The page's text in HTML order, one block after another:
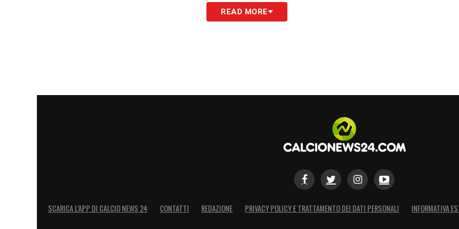
sicuro. Le istituzioni continuano a lavorare per garantire un’atmosfera di festa gestita nel
READ MORE
SCARICA L’APP DI CALCIO NEWS 24 CONTATTI REDAZIONE PRIVACY POLICY E TRATTAMENTO DEI DATI PERSONALI INFORMATIVA